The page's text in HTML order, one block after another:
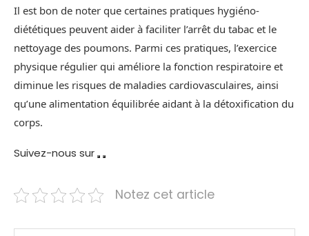
Il est bon de noter que certaines pratiques hygiéno-
diététiques peuvent aider à faciliter l’arrêt du tabac et le
nettoyage des poumons. Parmi ces pratiques, l’exercice
physique régulier qui améliore la fonction respiratoire et
diminue les risques de maladies cardiovasculaires, ainsi
qu’une alimentation équilibrée aidant à la détoxification du
corps.
Suivez-nous sur
Notez cet article